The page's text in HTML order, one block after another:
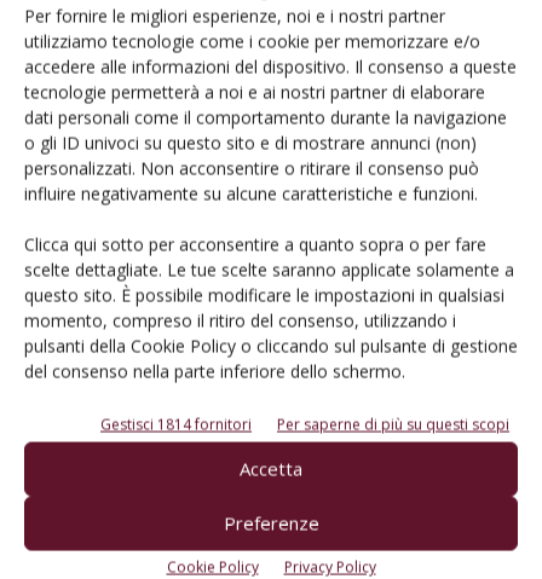
Per fornire le migliori esperienze, noi e i nostri partner
utilizziamo tecnologie come i cookie per memorizzare e/o
accedere alle informazioni del dispositivo. Il consenso a queste
tecnologie permetterà a noi e ai nostri partner di elaborare
dati personali come il comportamento durante la navigazione
o gli ID univoci su questo sito e di mostrare annunci (non)
personalizzati. Non acconsentire o ritirare il consenso può
influire negativamente su alcune caratteristiche e funzioni.
Clicca qui sotto per acconsentire a quanto sopra o per fare
scelte dettagliate. Le tue scelte saranno applicate solamente a
questo sito. È possibile modificare le impostazioni in qualsiasi
momento, compreso il ritiro del consenso, utilizzando i
pulsanti della Cookie Policy o cliccando sul pulsante di gestione
del consenso nella parte inferiore dello schermo.
Gestisci 1814 fornitori Per saperne di più su questi scopi
Accetta
Preferenze
Cookie Policy Privacy Policy
E-magazine
Tecniche, prodotti e servizi dalle aziende
Catalogo Aziende e Prodotti
Un modo semplice per cercare un'azienda o un
Cerca adesso